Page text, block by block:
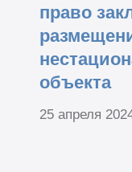
право
объекта
25 апреля